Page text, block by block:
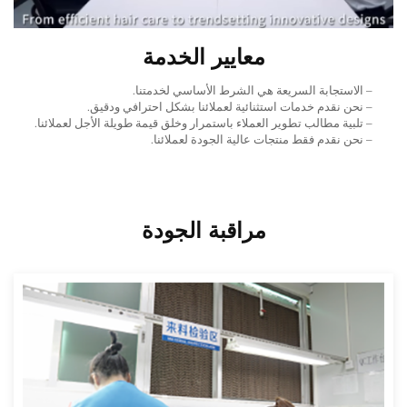
معايير الخدمة
– الاستجابة السريعة هي الشرط الأساسي لخدمتنا.
– نحن نقدم خدمات استثنائية لعملائنا بشكل احترافي ودقيق.
– تلبية مطالب تطوير العملاء باستمرار وخلق قيمة طويلة الأجل لعملائنا.
– نحن نقدم فقط منتجات عالية الجودة لعملائنا.
مراقبة الجودة